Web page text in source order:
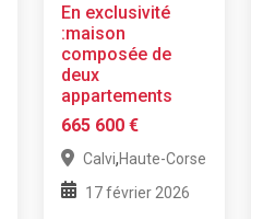
En exclusivité
:maison
composée de
deux
appartements
665 600 €
Calvi,Haute-Corse
17 février 2026